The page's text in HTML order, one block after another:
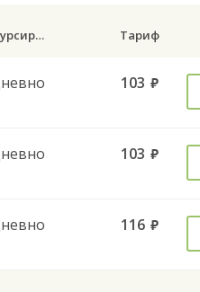
Дни курсирования Тариф
103 руб.
103 руб.
116 руб.